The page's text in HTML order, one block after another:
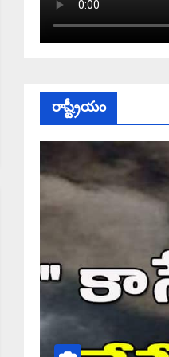
రాష్ట్రీయం